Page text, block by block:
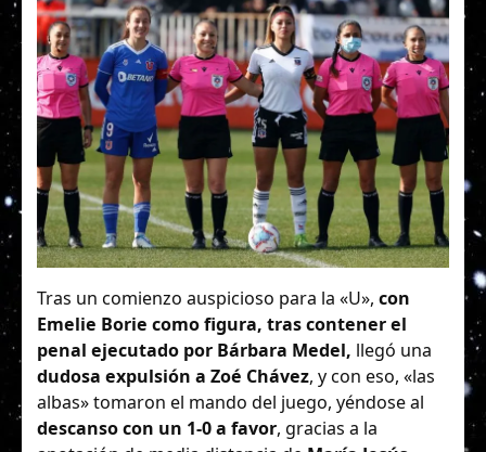
Tras un comienzo auspicioso para la «U», con
Emelie Borie como figura, tras contener el
penal ejecutado por Bárbara Medel, llegó una
dudosa expulsión a Zoé Chávez, y con eso, «las
albas» tomaron el mando del juego, yéndose al
descanso con un 1-0 a favor, gracias a la